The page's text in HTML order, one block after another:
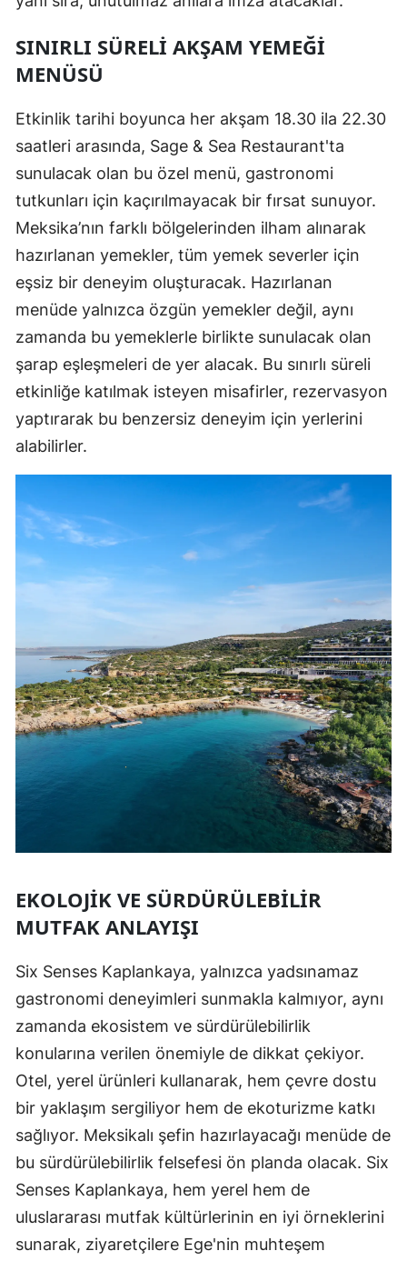
SINIRLI SÜRELI AKŞAM YEMEĞI
MENÜSÜ
Etkinlik tarihi boyunca her akşam 18.30 ila 22.30
saatleri arasında, Sage & Sea Restaurant'ta
sunulacak olan bu özel menü, gastronomi
tutkunları için kaçırılmayacak bir fırsat sunuyor.
Meksika’nın farklı bölgelerinden ilham alınarak
hazırlanan yemekler, tüm yemek severler için
eşsiz bir deneyim oluşturacak. Hazırlanan
menüde yalnızca özgün yemekler değil, aynı
zamanda bu yemeklerle birlikte sunulacak olan
şarap eşleşmeleri de yer alacak. Bu sınırlı süreli
etkinliğe katılmak isteyen misafirler, rezervasyon
yaptırarak bu benzersiz deneyim için yerlerini
alabilirler.
EKOLOJIK VE SÜRDÜRÜLEBILIR
MUTFAK ANLAYIŞI
Six Senses Kaplankaya, yalnızca yadsınamaz
gastronomi deneyimleri sunmakla kalmıyor, aynı
zamanda ekosistem ve sürdürülebilirlik
konularına verilen önemiyle de dikkat çekiyor.
Otel, yerel ürünleri kullanarak, hem çevre dostu
bir yaklaşım sergiliyor hem de ekoturizme katkı
sağlıyor. Meksikalı şefin hazırlayacağı menüde de
bu sürdürülebilirlik felsefesi ön planda olacak. Six
Senses Kaplankaya, hem yerel hem de
uluslararası mutfak kültürlerinin en iyi örneklerini
sunarak, ziyaretçilere Ege'nin muhteşem